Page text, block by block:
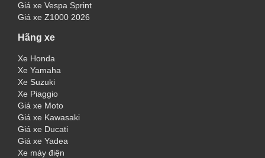
Giá xe Vespa Sprint
Giá xe Z1000 2026
Hãng xe
Xe Honda
Xe Yamaha
Xe Suzuki
Xe Piaggio
Giá xe Moto
Giá xe Kawasaki
Giá xe Ducati
Giá xe Yadea
Xe máy điện